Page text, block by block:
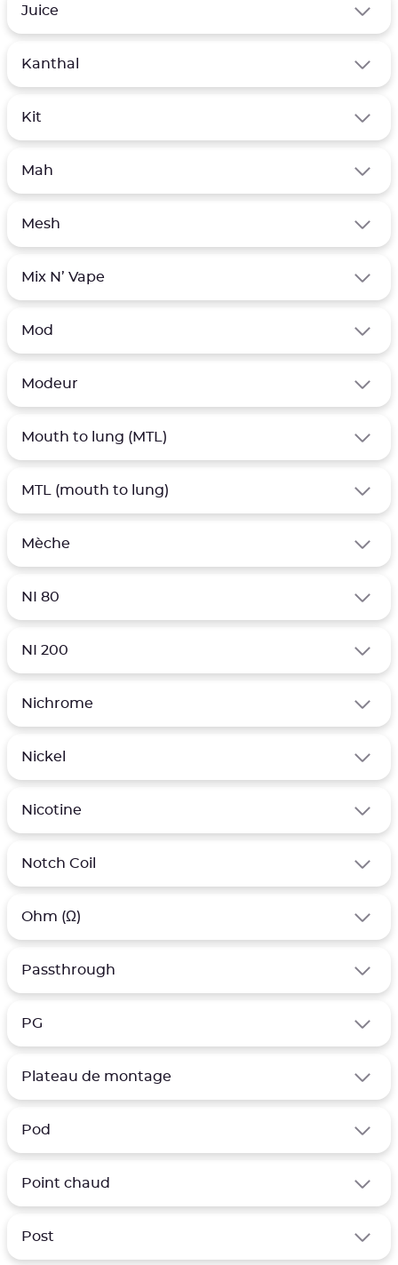
Juice
Kanthal
Kit
Mah
Mesh
Mix N’ Vape
Mod
Modeur
Mouth to lung (MTL)
MTL (mouth to lung)
Mèche
NI 80
NI 200
Nichrome
Nickel
Nicotine
Notch Coil
Ohm (Ω)
Passthrough
PG
Plateau de montage
Pod
Point chaud
Post